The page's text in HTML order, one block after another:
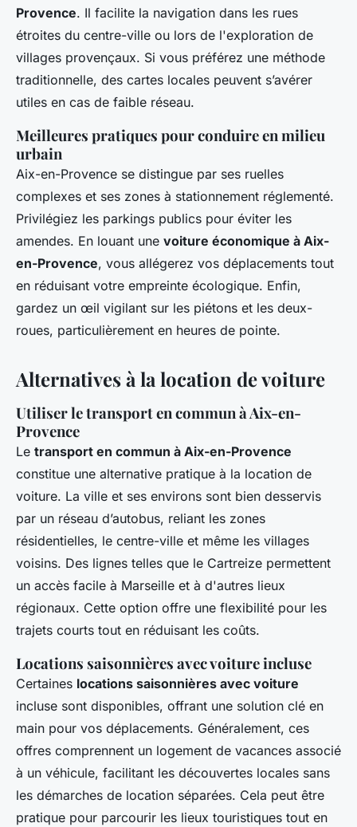
Provence. Il facilite la navigation dans les rues
étroites du centre-ville ou lors de l'exploration de
villages provençaux. Si vous préférez une méthode
traditionnelle, des cartes locales peuvent s’avérer
utiles en cas de faible réseau.
Meilleures pratiques pour conduire en milieu
urbain
Aix-en-Provence se distingue par ses ruelles
complexes et ses zones à stationnement réglementé.
Privilégiez les parkings publics pour éviter les
amendes. En louant une voiture économique à Aix-
en-Provence, vous allégerez vos déplacements tout
en réduisant votre empreinte écologique. Enfin,
gardez un œil vigilant sur les piétons et les deux-
roues, particulièrement en heures de pointe.
Alternatives à la location de voiture
Utiliser le transport en commun à Aix-en-
Provence
Le transport en commun à Aix-en-Provence
constitue une alternative pratique à la location de
voiture. La ville et ses environs sont bien desservis
par un réseau d’autobus, reliant les zones
résidentielles, le centre-ville et même les villages
voisins. Des lignes telles que le Cartreize permettent
un accès facile à Marseille et à d'autres lieux
régionaux. Cette option offre une flexibilité pour les
trajets courts tout en réduisant les coûts.
Locations saisonnières avec voiture incluse
Certaines locations saisonnières avec voiture
incluse sont disponibles, offrant une solution clé en
main pour vos déplacements. Généralement, ces
offres comprennent un logement de vacances associé
à un véhicule, facilitant les découvertes locales sans
les démarches de location séparées. Cela peut être
pratique pour parcourir les lieux touristiques tout en